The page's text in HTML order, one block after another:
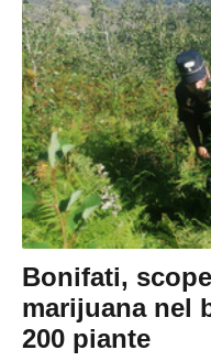
Bonifati,
marijuana nel
200 piante